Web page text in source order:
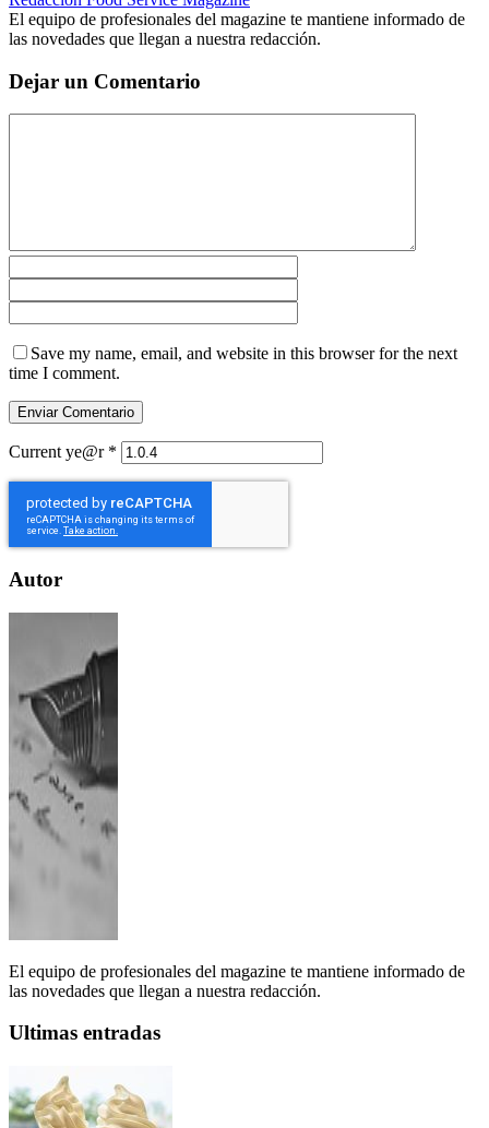
El equipo de profesionales del magazine te mantiene informado de
las novedades que llegan a nuestra redacción.
Dejar un Comentario
Save my name, email, and website in this browser for the next
time I comment.
Current ye@r *
Autor
El equipo de profesionales del magazine te mantiene informado de
las novedades que llegan a nuestra redacción.
Ultimas entradas